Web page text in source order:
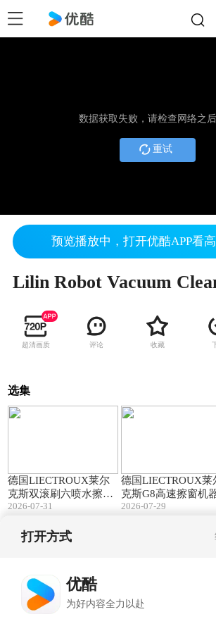
数据获取失败，请检查网络之
重试
预览播放中，打开优酷APP看
超清画质 评论 收藏
选集
德国LIECTROUX莱尔
克斯双滚刷六喷水擦窗
机器人俄语测评
2026-07-31
德国LIECTROUX莱
克斯G8高速擦窗机
葡萄牙语测评
2026-07-29
打开方式
优酷
为好内容全力以赴